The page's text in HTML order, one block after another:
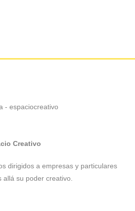
- espaciocreativo
Creativo
dirigidos a empresas y particulares
su poder creativo.